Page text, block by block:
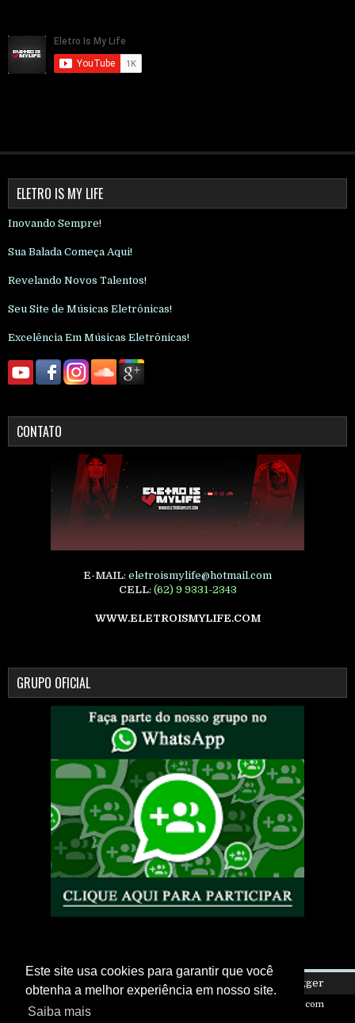
Este site usa cookies para garantir que você
obtenha a melhor experiência em nosso site.
Saiba mais
ELETRO IS MY LIFE
Inovando Sempre!
Sua Balada Começa Aqui!
Revelando Novos Talentos!
Seu Site de Músicas Eletrônicas!
Excelência Em Músicas Eletrônicas!
CONTATO
E-MAIL: eletroismylife@hotmail.com
CELL: (62) 9 9331-2343
WWW.ELETROISMYLIFE.COM
GRUPO OFICIAL
Copyright © 2026 Eletro Is My Life | Powered by Blogger
Design by FlexiThemes NewBloggerThemes.com